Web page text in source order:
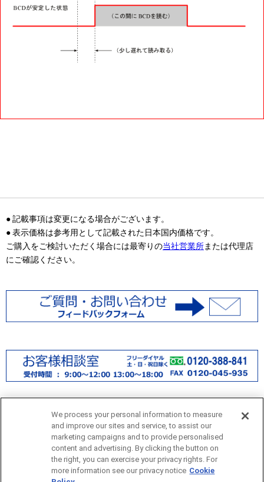
● 記載事項は変更になる場合がございます。
● 表示価格は参考用として記載された日本国内価格です。
ご購入をご検討いただく場合には最寄りの当社営業所または代理店
にご確認ください。
サイトマップ
We process your personal information to measure
and improve our sites and service, to assist our
marketing campaigns and to provide personalised
content and advertising. By clicking the button on
the right, you can exercise your privacy rights. For
more information see our privacy notice Cookie